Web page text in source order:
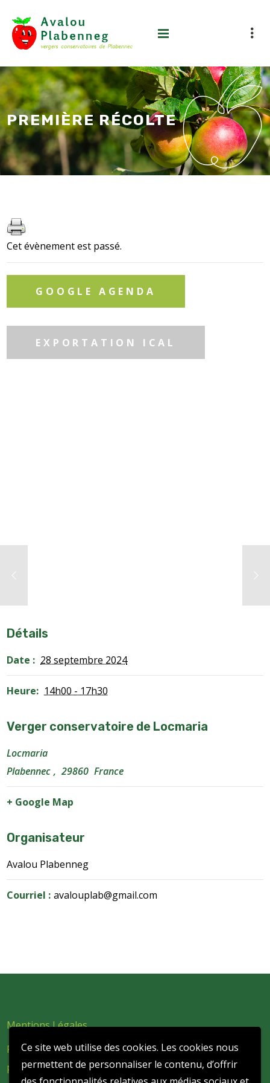
Ce site web utilise des cookies. Les cookies nous
permettent de personnaliser le contenu, d’offrir
PREMIÈRE RÉCOLTE
Cet évènement est passé.
GOOGLE AGENDA
EXPORTATION ICAL
Détails
Date : 28 septembre 2024
Heure: 14h00 - 17h30
Verger conservatoire de Locmaria
Locmaria
Plabennec , 29860 France
+ Google Map
Organisateur
Avalou Plabenneg
Courriel : avalouplab@gmail.com
Mentions Légales
Politique de confidentialité et de protection des données
personnelles